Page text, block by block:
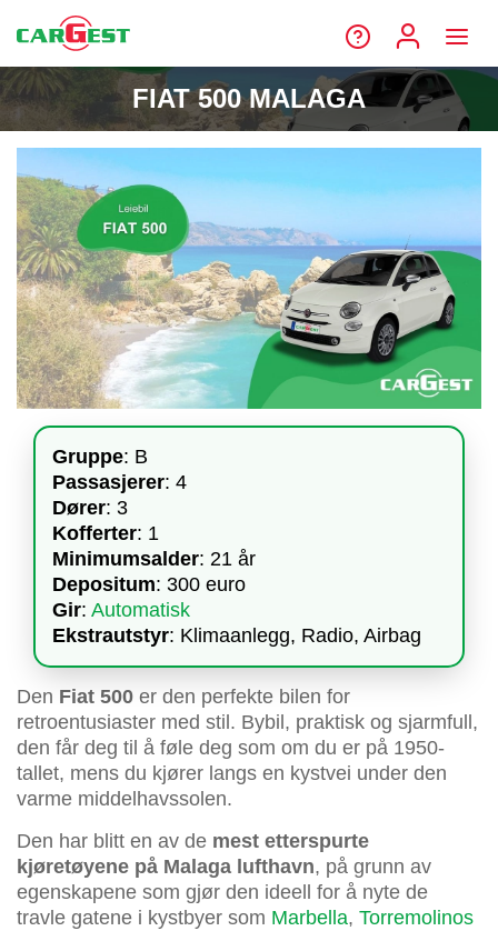
FIAT 500 MALAGA
Gruppe: B
Passasjerer: 4
Dører: 3
Kofferter: 1
Minimumsalder: 21 år
Depositum: 300 euro
Gir: Automatisk
Ekstrautstyr: Klimaanlegg, Radio, Airbag
Den Fiat 500 er den perfekte bilen for
retroentusiaster med stil. Bybil, praktisk og sjarmfull,
den får deg til å føle deg som om du er på 1950-
tallet, mens du kjører langs en kystvei under den
varme middelhavssolen.
Den har blitt en av de mest etterspurte
kjøretøyene på Malaga lufthavn, på grunn av
egenskapene som gjør den ideell for å nyte de
travle gatene i kystbyer som Marbella, Torremolinos